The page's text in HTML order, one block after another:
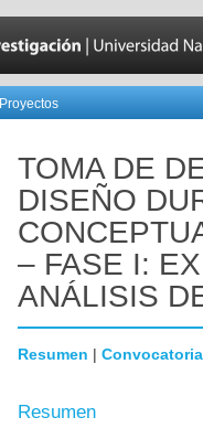
Proyectos
TOMA DE
DISEÑO
– FASE I:
ANÁLISIS
Resumen | Convocatoria
Resumen